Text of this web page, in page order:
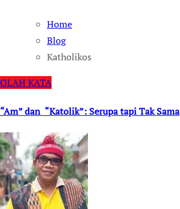
Home
Blog
Katholikos
OLAH KATA
“Am” dan “Katolik”: Serupa tapi Tak Sama